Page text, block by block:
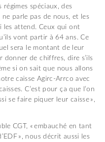
spéciaux, des
parle pas de nous, et les
les attend. Ceux qui ont
vont partir à 64 ans. Ce
sera le montant de leur
donner de chiffres, dire s’ils
si on sait que nous allons
caisse Agirc-Arrco avec
C’est pour ça que l’on
se faire piquer leur caisse »,
CGT, « embauché en tant
», nous décrit aussi les